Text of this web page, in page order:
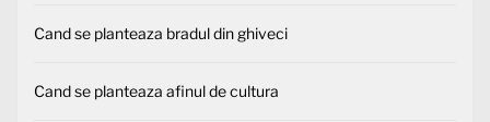
Cand se planteaza bradul din ghiveci
Cand se planteaza afinul de cultura